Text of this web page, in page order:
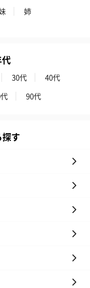
姉
30代
40代
90代
す